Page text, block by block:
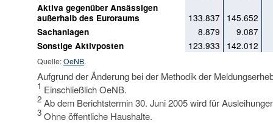
Aktiva gegenüber Ansässigen
außerhalb des Euroraums
133.837 145.652
Sachanlagen 8.879 9.087
Sonstige Aktivposten 123.933 142.012
Quelle:OeNB.
Aufgrund der Änderung bei der Methodik der
1 Einschließlich OeNB.
2 Ab dem Berichtstermin 30. Juni 2005 wird für
3 Ohne öffentliche Haushalte.